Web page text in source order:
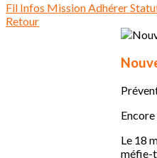
Fil Infos MissionAdhérer
Retour
Le 18
méfie-